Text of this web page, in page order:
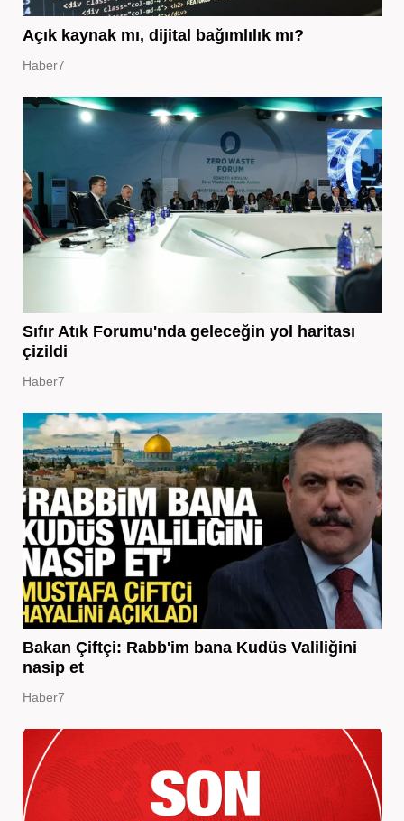
Açık kaynak mı, dijital bağımlılık mı?
Haber7
Sıfır Atık Forumu'nda geleceğin yol haritası
çizildi
Haber7
Bakan Çiftçi: Rabb'im bana Kudüs Valiliğini
nasip et
Haber7